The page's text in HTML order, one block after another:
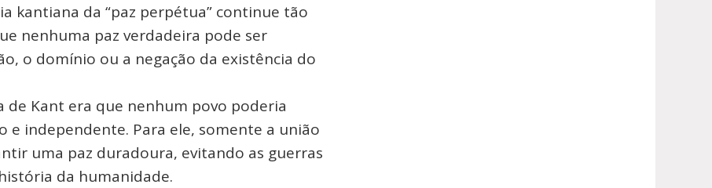
kantiana da “paz perpétua” continue tão
nenhuma paz verdadeira pode ser
o domínio ou a negação da existência do
de Kant era que nenhum povo poderia
e independente. Para ele, somente a união
uma paz duradoura, evitando as guerras
da humanidade.